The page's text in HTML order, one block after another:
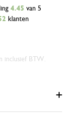
4.45 van 5
klanten
inclusief BTW.